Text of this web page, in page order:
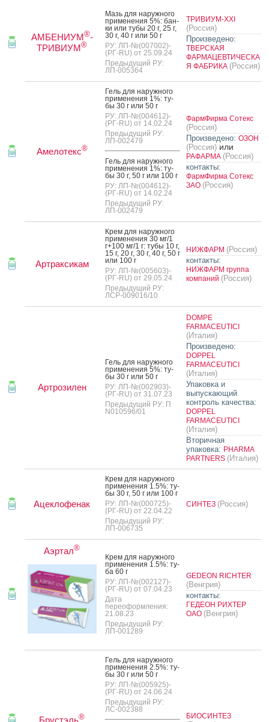
АМБЕНИУМ®-
ТРИВИУМ®
Мазь для на­руж­но­го
при­мене­ния 5%: бан­
ки или ту­бы 20 г, 25 г,
30 г, 40 г или 50 г
РУ: ЛП-№(007002)-
(РГ-RU) от 25.09.24
Предыдущий РУ:
ЛП-005364
ТРИВИУМ-XXI
(Россия)
Произведено:
ТВЕРСКАЯ
ФАРМАЦЕВТИЧЕСКА
Я ФАБРИКА (Россия)
Амелотекс®
Гель для на­руж­но­го
при­мене­ния 1%: ту­
бы 30 г или 50 г
РУ: ЛП-№(004612)-
(РГ-RU) от 14.02.24
Предыдущий РУ:
ЛП-002479
Гель для на­руж­но­го
при­мене­ния 1%: ту­
бы 30 г, 50 г или 100 г
РУ: ЛП-№(004612)-
(РГ-RU) от 14.02.24
Предыдущий РУ:
ЛП-002479
ФармФирма Сотекс
(Россия)
Произведено: ОЗОН
(Россия) или
РАФАРМА (Россия)
контакты:
ФармФирма Сотекс
ЗАО (Россия)
Артраксикам
Крем для на­руж­но­го
при­мене­ния 30 мг/1
г+100 мг/1 г: ту­бы 10 г,
15 г, 20 г, 30 г, 40 г, 50 г
или 100 г
РУ: ЛП-№(005603)-
(РГ-RU) от 29.05.24
Предыдущий РУ:
ЛСР-009016/10
НИЖФАРМ (Россия)
контакты:
НИЖФАРМ группа
компаний (Россия)
Артрозилен
Гель для на­руж­но­го
при­мене­ния 5%: ту­
бы 30 г или 50 г
РУ: ЛП-№(002903)-
(РГ-RU) от 31.07.23
Предыдущий РУ: П
N010596/01
DOMPE
FARMACEUTICI
(Италия)
Произведено:
DOPPEL
FARMACEUTICI
(Италия)
Упаковка и
выпускающий
контроль качества:
DOPPEL
FARMACEUTICI
(Италия)
Вторичная
упаковка: PHARMA
PARTNERS (Италия)
Ацеклофенак
Крем для на­руж­но­го
при­мене­ния 1.5%: ту­
бы 30 г, 50 г или 100 г
РУ: ЛП-№(000725)-
(РГ-RU) от 22.04.22
Предыдущий РУ:
ЛП-006735
СИНТЕЗ (Россия)
Аэртал®
Крем для на­руж­но­го
при­мене­ния 1.5%: ту­
ба 60 г
РУ: ЛП-№(002127)-
(РГ-RU) от 07.04.23
Дата
переоформления:
21.08.23
Предыдущий РУ:
ЛП-001289
GEDEON RICHTER
(Венгрия)
контакты:
ГЕДЕОН РИХТЕР
ОАО (Венгрия)
Брустэль®
Гель для на­руж­но­го
при­мене­ния 2.5%: ту­
бы 30 г или 50 г
РУ: ЛП-№(005925)-
(РГ-RU) от 24.06.24
Предыдущий РУ:
ЛС-002388
БИОСИНТЕЗ